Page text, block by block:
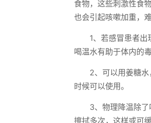
食物，这些刺激性食
也会引起咳嗽加重，
1、若感冒患者
喝温水有助于体内的
2、可以用姜糖
时候可以使用。
3、物理降温除
擦拭多次，这样或可